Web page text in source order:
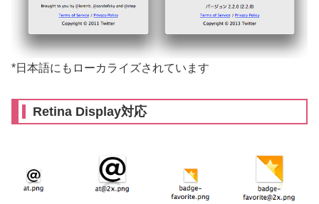
*日本語にもローカライズされています
Retina Display対応